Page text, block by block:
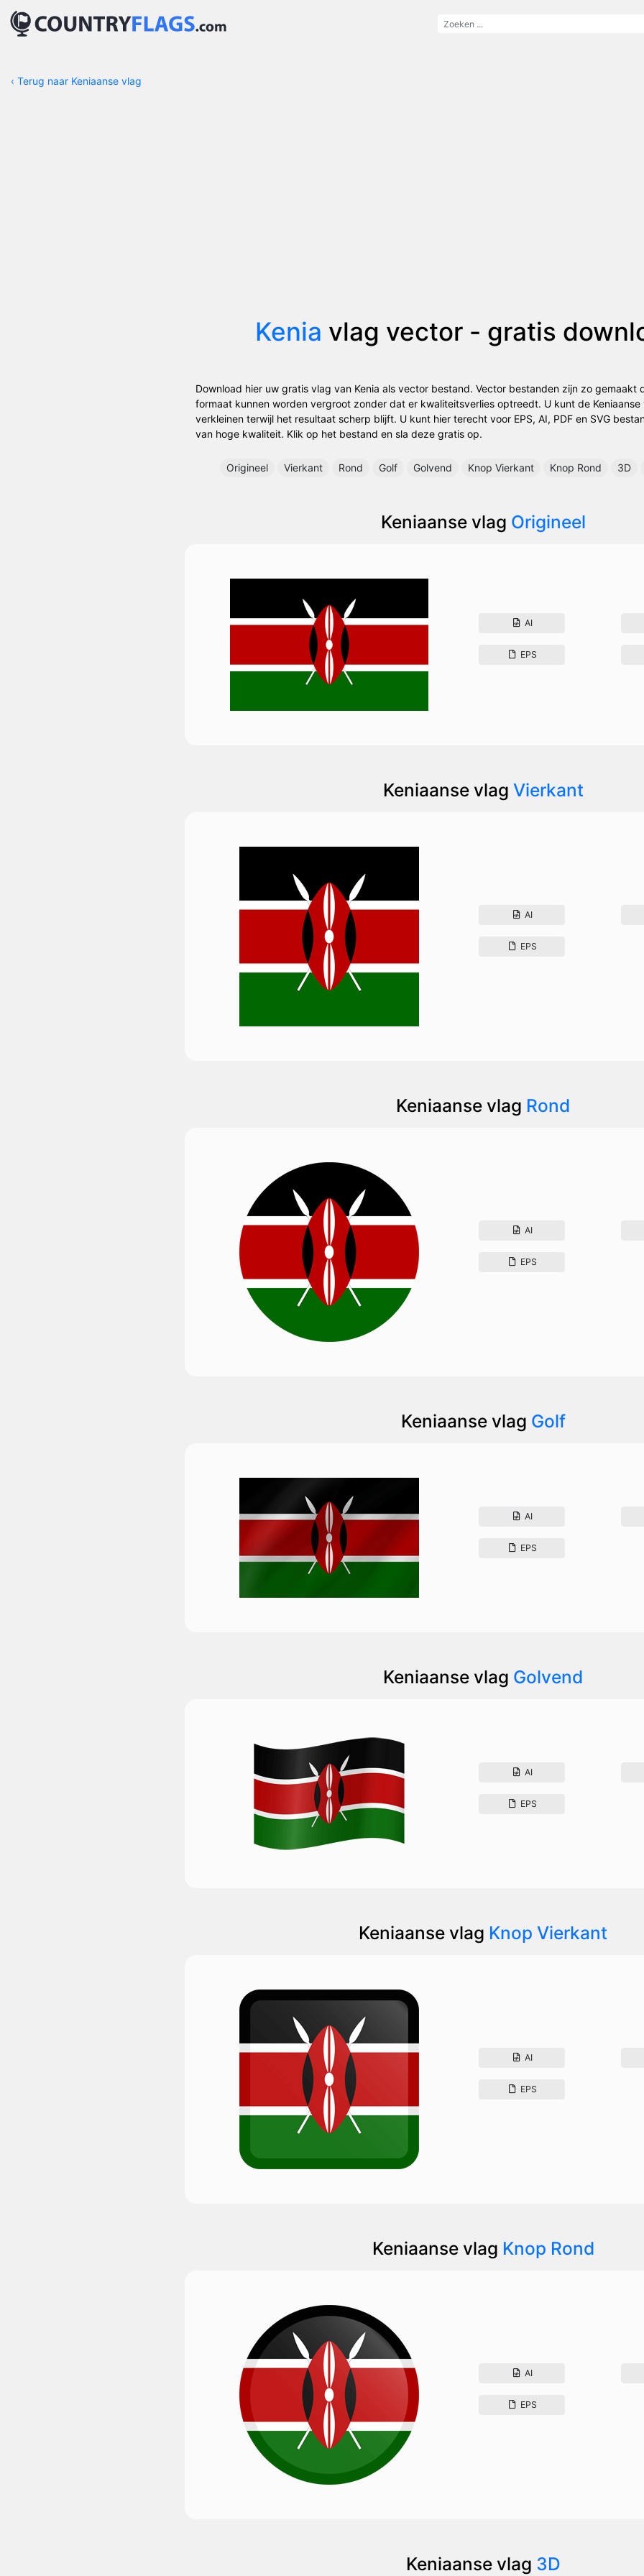
‹ Terug naar Keniaanse vlag
Kenia vlag vector - gratis
Download hier uw gratis vlag van Kenia als vector bestand. Vector bestanden zijn zo gemaakt
formaat kunnen worden vergroot zonder dat er kwaliteitsverlies optreedt. U kunt de
verkleinen terwijl het resultaat scherp blijft. U kunt hier terecht voor EPS, AI, PDF en SVG
van hoge kwaliteit. Klik op het bestand en sla deze gratis op.
Origineel Vierkant Rond Golf Golvend Knop Vierkant Knop Rond 3D
Keniaanse vlag Origineel
AI
EPS
Keniaanse vlag Vierkant
AI
EPS
Keniaanse vlag Rond
AI
EPS
Keniaanse vlag Golf
AI
EPS
Keniaanse vlag Golvend
AI
EPS
Keniaanse vlag Knop Vierkant
AI
EPS
Keniaanse vlag Knop Rond
AI
EPS
Keniaanse vlag 3D